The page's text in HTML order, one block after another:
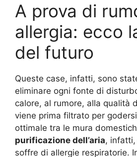
A prova di
allergia: ecco
del futuro
Queste case, infatti, sono
eliminare ogni fonte di
calore, al rumore, alla qualità
viene prima filtrato per godersi
ottimale tra le mura
purificazione dell’aria, infatti,
soffre di allergie respiratorie.